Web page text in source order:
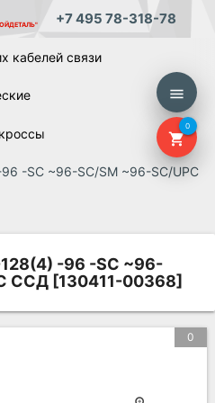
+7 495 78-318-78
menu
shopping_cart
0
кабелей связи
-SC ~96-SC/SM ~96-SC/UPC
-96 -SC ~96-
ССД [130411-00368]
0